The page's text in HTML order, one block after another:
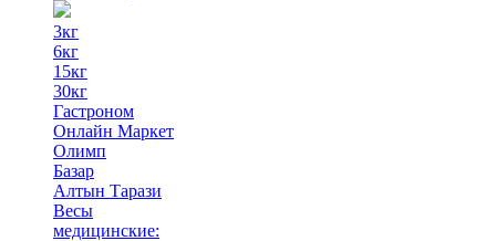
3кг
6кг
15кг
30кг
Гастроном
Онлайн Маркет
Олимп
Базар
Алтын Тарази
Весы
медицинские: